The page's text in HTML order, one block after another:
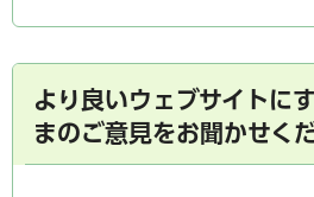
より良いウェブサイトに
まのご意見をお聞かせく